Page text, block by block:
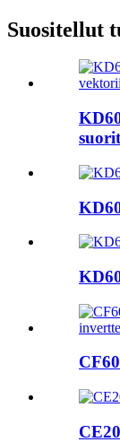
Suositellut